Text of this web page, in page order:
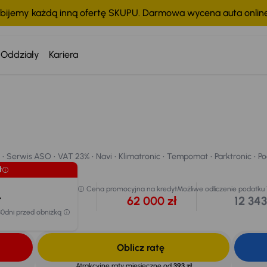
każdą inną ofertę SKUPU. Darmowa wycena auta
Oddziały Kariera
Serwis ASO VAT 23% Navi Klimatronic Tempomat Parktronic
przed obniżką
Cena promocyjna na kredyt
62 000 zł
Możliwe odliczenie podatku
12
Oblicz ratę